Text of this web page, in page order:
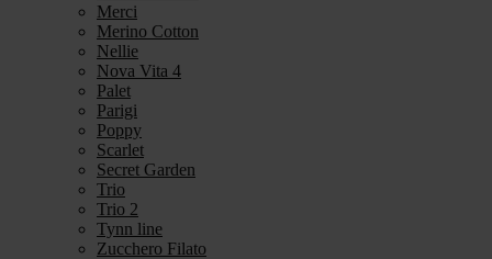
Merci
Merino Cotton
Nellie
Nova Vita 4
Palet
Parigi
Poppy
Scarlet
Secret Garden
Trio
Trio 2
Tynn line
Zucchero Filato